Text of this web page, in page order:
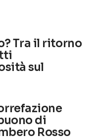
Tra il ritorno
sul
di
Rosso